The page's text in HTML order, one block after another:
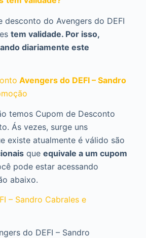
desconto do Avengers do DEFI
tem validade. Por isso,
diariamente este
Avengers do DEFI – Sandro
temos Cupom de Desconto
Ás vezes, surge uns
existe atualmente é válido são
que equivale a um cupom
pode estar acessando
abaixo.
– Sandro Cabrales e
do DEFI – Sandro